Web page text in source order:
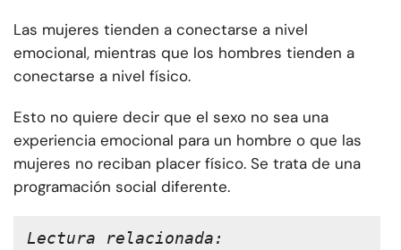
Las mujeres tienden a conectarse a nivel
emocional, mientras que los hombres tienden a
conectarse a nivel físico.
Esto no quiere decir que el sexo no sea una
experiencia emocional para un hombre o que las
mujeres no reciban placer físico. Se trata de una
programación social diferente.
Lectura relacionada: